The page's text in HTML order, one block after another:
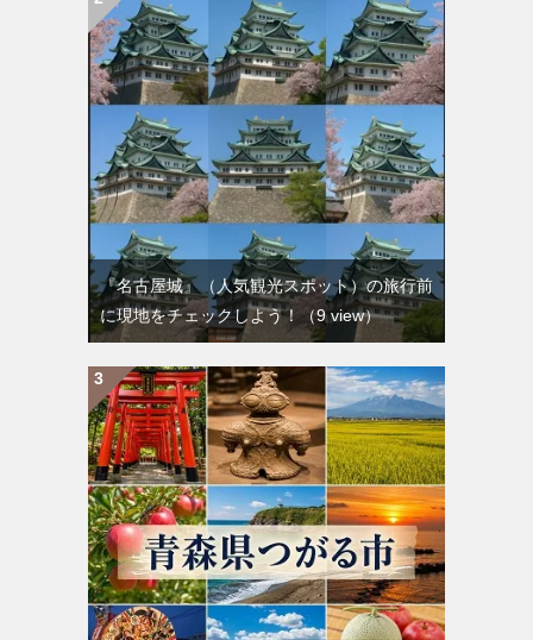
『名古屋城』（人気観光スポット）の旅行前
に現地をチェックしよう！ （9 view）